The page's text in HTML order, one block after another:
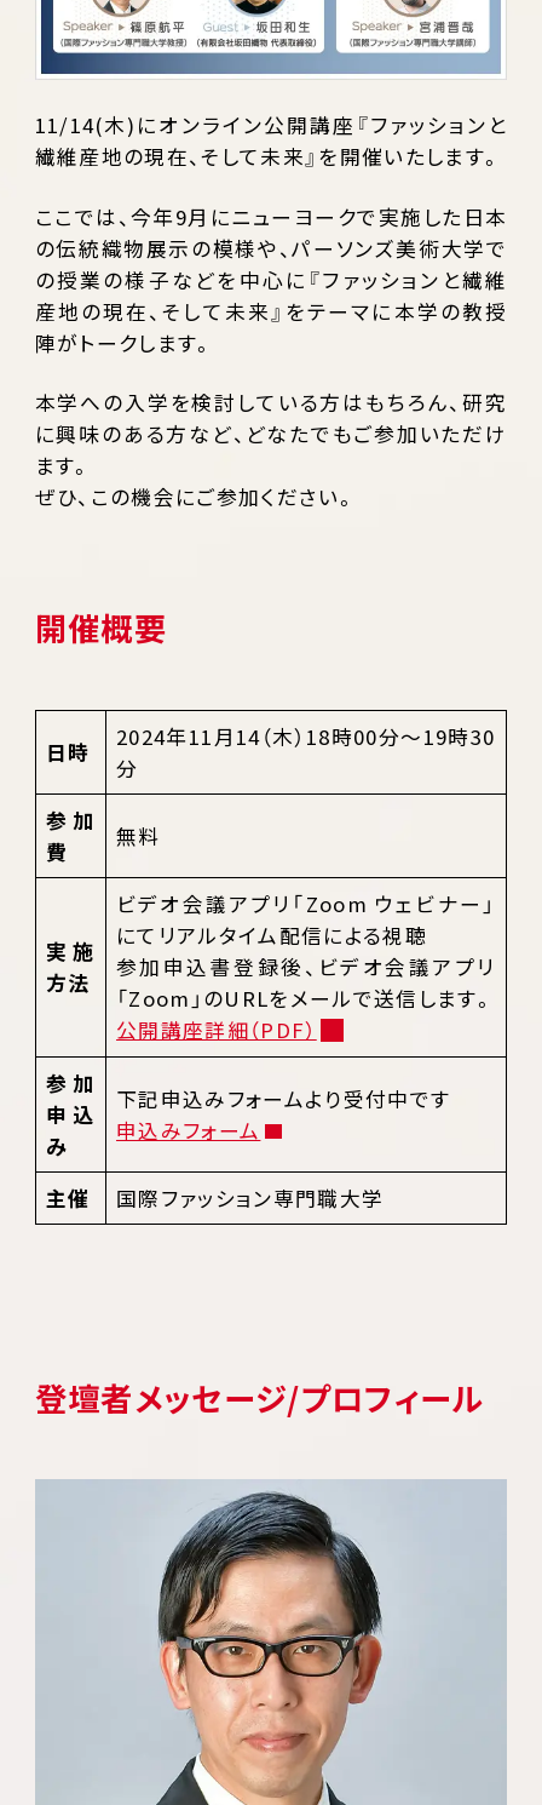
11/14(木)にオンライン公開講座『ファッションと
繊維産地の現在、そして未来』を開催いたします。
ここでは、今年9月にニューヨークで実施した日本
の伝統織物展示の模様や、パーソンズ美術大学で
の授業の様子などを中心に『ファッションと繊維
産地の現在、そして未来』をテーマに本学の教授
陣がトークします。
本学への入学を検討している方はもちろん、研究
に興味のある方など、どなたでもご参加いただけ
ます。
ぜひ、この機会にご参加ください。
開催概要
日時
2024年11月14（木）18時00分～19時30
分
参加
費
無料
実施
方法
ビデオ会議アプリ「Zoom ウェビナー」
にてリアルタイム配信による視聴
参加申込書登録後、ビデオ会議アプリ
「Zoom」のURLをメールで送信します。
公開講座詳細（PDF）
参加
申込
み
下記申込みフォームより受付中です
申込みフォーム
主催 国際ファッション専門職大学
登壇者メッセージ/プロフィール